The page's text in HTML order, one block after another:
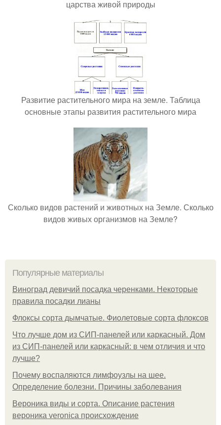
царства живой природы
Развитие растительного мира на земле. Таблица
основные этапы развития растительного мира
Сколько видов растений и животных на Земле. Сколько
видов живых организмов на Земле?
Популярные материалы
Виноград девичий посадка черенками. Некоторые
правила посадки лианы
Флоксы сорта дымчатые. Фиолетовые сорта флоксов
Что лучше дом из СИП-панелей или каркасный. Дом
из СИП-панелей или каркасный: в чем отличия и что
лучше?
Почему воспаляются лимфоузлы на шее.
Определение болезни. Причины заболевания
Вероника виды и сорта. Описание растения
вероника veronica происхождение